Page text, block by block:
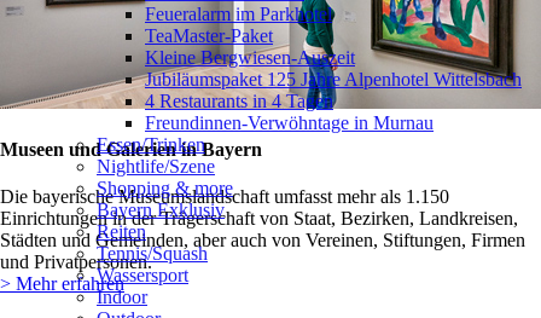
Museen und Galerien in Bayern
Die bayerische Museumslandschaft umfasst mehr als 1.150
Einrichtungen in der Trägerschaft von Staat, Bezirken, Landkreisen,
Städten und Gemeinden, aber auch von Vereinen, Stiftungen, Firmen
und Privatpersonen.
> Mehr erfahren
Feueralarm im Parkhotel
TeaMaster-Paket
Kleine Bergwiesen-Auszeit
Jubiläumspaket 125 Jahre Alpenhotel Wittelsbach
4 Restaurants in 4 Tagen
Freundinnen-Verwöhntage in Murnau
Essen/Trinken
Nightlife/Szene
Shopping & more
Bayern Exklusiv
Reiten
Tennis/Squash
Wassersport
Indoor